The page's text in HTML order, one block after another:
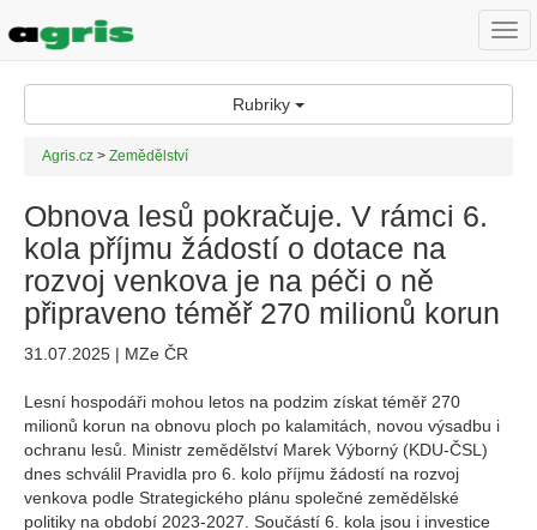
Rubriky
Agris.cz > Zemědělství
Obnova lesů pokračuje. V rámci 6.
kola příjmu žádostí o dotace na
rozvoj venkova je na péči o ně
připraveno téměř 270 milionů korun
31.07.2025 | MZe ČR
Lesní hospodáři mohou letos na podzim získat téměř 270
milionů korun na obnovu ploch po kalamitách, novou výsadbu i
ochranu lesů. Ministr zemědělství Marek Výborný (KDU-ČSL)
dnes schválil Pravidla pro 6. kolo příjmu žádostí na rozvoj
venkova podle Strategického plánu společné zemědělské
politiky na období 2023-2027. Součástí 6. kola jsou i investice